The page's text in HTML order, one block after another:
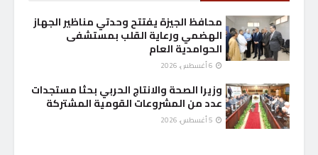
محافظ الجيزة يفتتح وحدتي مناظير الجهاز
الهضمي ورعاية القلب بمستشفى
الحوامدية العام
وزيرا الصحة والانتاج الحربي بحثا مستجدات
عدد من المشروعات القومية المشتركة